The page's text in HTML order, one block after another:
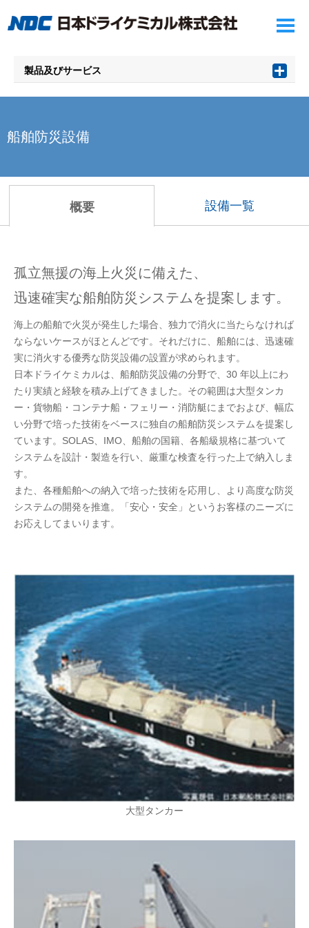
製品及びサービス
船舶防災設備
概要 設備一覧
孤立無援の海上火災に備えた、
迅速確実な船舶防災システムを提案します。
海上の船舶で火災が発生した場合、独力で消火に当たらなければ
ならないケースがほとんどです。それだけに、船舶には、迅速確
実に消火する優秀な防災設備の設置が求められます。
日本ドライケミカルは、船舶防災設備の分野で、30 年以上にわ
たり実績と経験を積み上げてきました。その範囲は大型タンカ
ー・貨物船・コンテナ船・フェリー・消防艇にまでおよび、幅広
い分野で培った技術をベースに独自の船舶防災システムを提案し
ています。SOLAS、IMO、船舶の国籍、各船級規格に基づいて
システムを設計・製造を行い、厳重な検査を行った上で納入しま
す。
また、各種船舶への納入で培った技術を応用し、より高度な防災
システムの開発を推進。「安心・安全」というお客様のニーズに
お応えしてまいります。
大型タンカー